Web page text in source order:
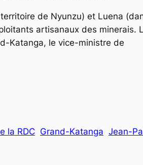
de Nyunzu) et Luena
artisanaux des minerais.
Katanga, le vice-ministre de
la RDC Grand-Katanga Jean-